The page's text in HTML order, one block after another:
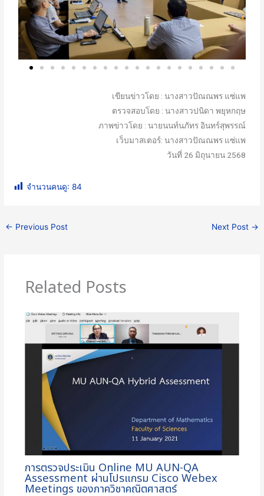
เขียนข่าวโดย : นางสาวปัณณพร แซ่แพ
ตรวจสอบโดย : นางสาวปนิดา พยุหกฤษ
ภาพข่าวโดย : นายนนท์นภัทร อินทร์สุพรรณ์
เว็บมาสเตอร์: นางสาวปัณณพร แซ่แพ
วันที่ 26 มิถุนายน 2568
จำนวนคนดู: 84
← Previous Post Next Post →
Related Posts
การตรวจประเมิน Online MU AUN-QA
Assessment ผ่านโปรแกรม Cisco Webex
Meetings ของภาควิชาคณิตศาสตร์